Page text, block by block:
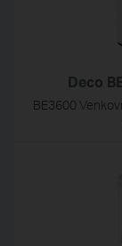
Deco
BE3600